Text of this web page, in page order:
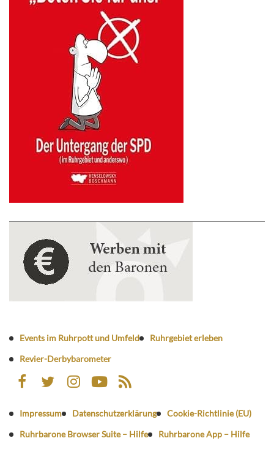
Events im Ruhrpott und Umfeld
Ruhrgebiet erleben
Revier-Derbybarometer
Impressum Datenschutzerklärung
Cookie-Richtlinie (EU)
Ruhrbarone Browser Suite – Hilfe
Ruhrbarone App – Hilfe